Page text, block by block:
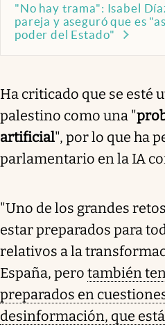
"No hay trama": Isabel
pareja y aseguró que es
poder del Estado"
Ha criticado que se esté
palestino como una "
artificial", por lo que ha
parlamentario en la IA
"Uno de los grandes
estar preparados para
relativos a la
España, pero también
preparados en
desinformación, que